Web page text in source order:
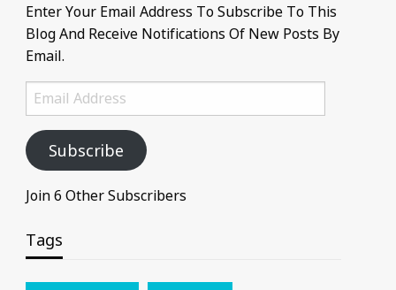
Enter Your Email Address To Subscribe To This
Blog And Receive Notifications Of New Posts By
Email.
Email
Address
Subscribe
Join 6 Other Subscribers
Tags